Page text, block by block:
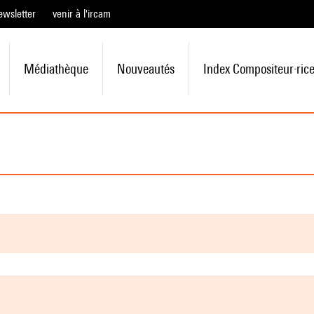
venir à l'ircam
Médiathèque Nouveautés Index Compositeur·rice